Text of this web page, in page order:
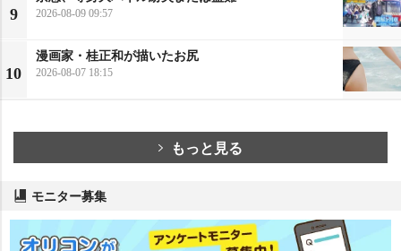
9 2026-08-09 09:57
10
漫画家・桂正和が描いたお尻
2026-08-07 18:15
もっと見る
モニター募集